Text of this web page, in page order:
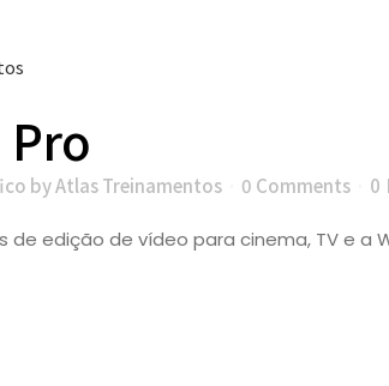
byAtlas Treinamentos 0 Comments 0
de edição de vídeo para cinema, TV e